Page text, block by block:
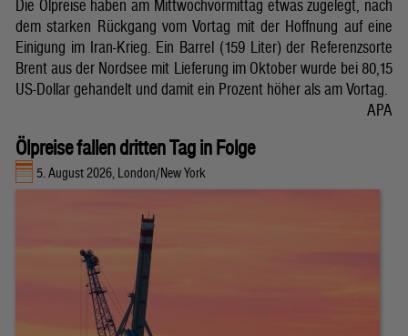
Die Ölpreise haben am Mittwochvormittag etwas zugelegt, nach
dem starken Rückgang vom Vortag mit der Hoffnung auf eine
Einigung im Iran-Krieg. Ein Barrel (159 Liter) der Referenzsorte
Brent aus der Nordsee mit Lieferung im Oktober wurde bei 80,15
US-Dollar gehandelt und damit ein Prozent höher als am Vortag.
APA
Ölpreise fallen dritten Tag in Folge
5. August 2026, London/New York